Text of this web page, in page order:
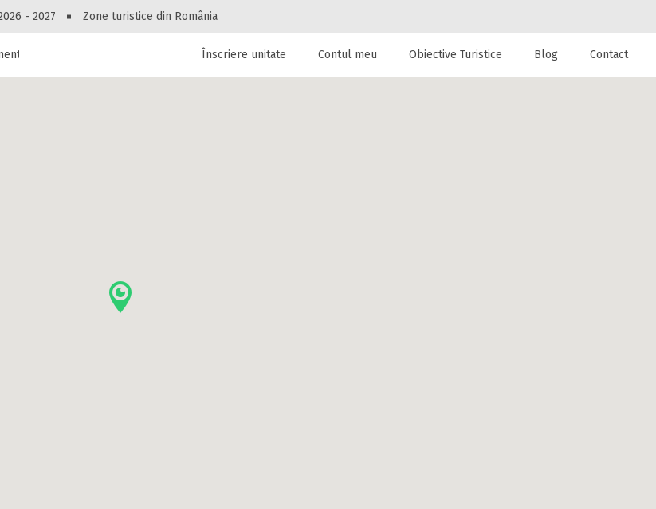
- 2027 Zone turistice din România
Costin
10545 oferte de cazare!
vile, apartamente sau alte unitați de cazare la
Înscriere unitate Contul meu Obiective Turistice Blog Contact